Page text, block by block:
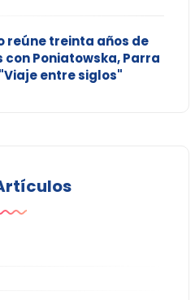
reúne treinta años de
Poniatowska, Parra
entre siglos"